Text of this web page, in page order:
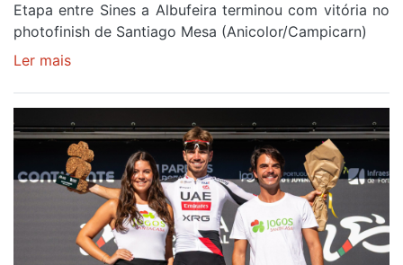
Etapa entre Sines a Albufeira terminou com vitória no
photofinish de Santiago Mesa (Anicolor/Campicarn)
Ler mais
Oliveira
é
sexto
e
continua
Camisola
Amarela